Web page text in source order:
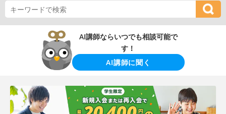
AI講師ならいつでも相談可能で
す！
AI講師に聞く